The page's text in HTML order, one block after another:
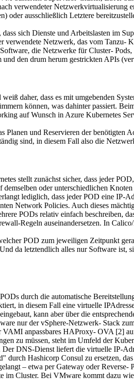
verwendeter Netzwerkvirtualisierung
oder ausschließlich Letztere
sich Dienste und Arbeitslasten im
verwendete Netzwerk, das vom
die Netzwerke für Cluster-
den drum herum gestrickten APIs
daher, dass es mit umgebenden
können, was dahinter passiert.
auf Wunsch in Azure Kubernetes
und Reservieren der benötigten
sind, in diesem Fall also die
stellt zunächst sicher, dass jeder
oder unterschiedlichen
lediglich, dass jeder POD eine IP-
Network Policies. Auch dieses
PODs relativ einfach beschreiben,
Regeln auseinandersetzen. In
POD zum jeweiligen Zeitpunkt
da letztendlich alles nur Software
durch die automatische
in diesem Fall eine virtuelle
kann aber über die
nur der vSphere-Netzwerk- Stack
anpassbares HAProxy- OVA [2]
zu müssen, steht im Umfeld der
DNS-Dienst liefert die virtuelle IP-
durch Hashicorp Consul zu ersetzen,
– etwa per Gateway oder
im Cluster. Bei VMware kommt dazu